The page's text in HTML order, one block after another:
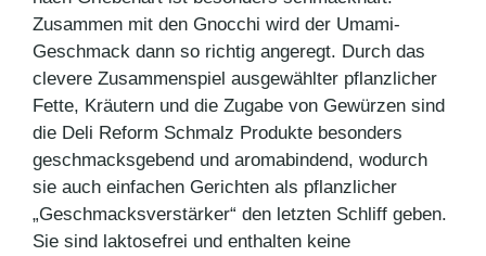
Zusammen mit den Gnocchi wird der Umami-
Geschmack dann so richtig angeregt. Durch das
clevere Zusammenspiel ausgewählter pflanzlicher
Fette, Kräutern und die Zugabe von Gewürzen sind
die Deli Reform Schmalz Produkte besonders
geschmacksgebend und aromabindend, wodurch
sie auch einfachen Gerichten als pflanzlicher
„Geschmacksverstärker“ den letzten Schliff geben.
Sie sind laktosefrei und enthalten keine